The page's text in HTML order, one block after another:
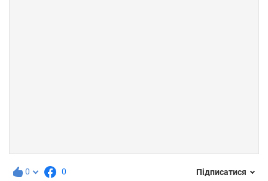
0 0 Підписатися